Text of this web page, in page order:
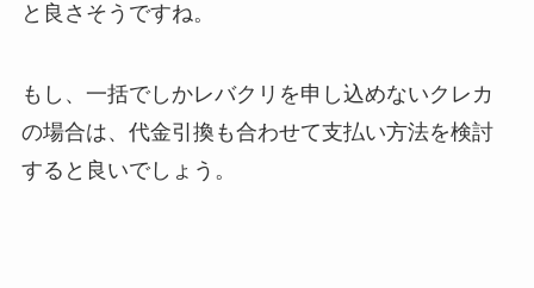
と良さそうですね。
もし、一括でしかレバクリを申し込めないクレカ
の場合は、代金引換も合わせて支払い方法を検討
すると良いでしょう。